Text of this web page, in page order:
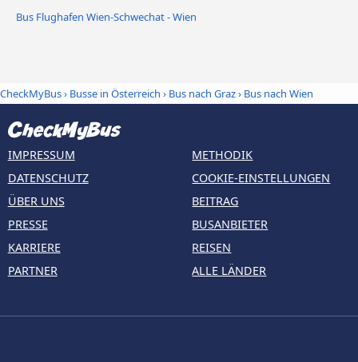
Bus Flughafen Wien-Schwechat - Wien
CheckMyBus› Busse in Österreich › Bus nach Graz› Bus nach Wien
IMPRESSUM
DATENSCHUTZ
ÜBER UNS
PRESSE
KARRIERE
PARTNER
METHODIK
COOKIE-EINSTELLUNGEN
BEITRAG
BUSANBIETER
REISEN
ALLE LÄNDER